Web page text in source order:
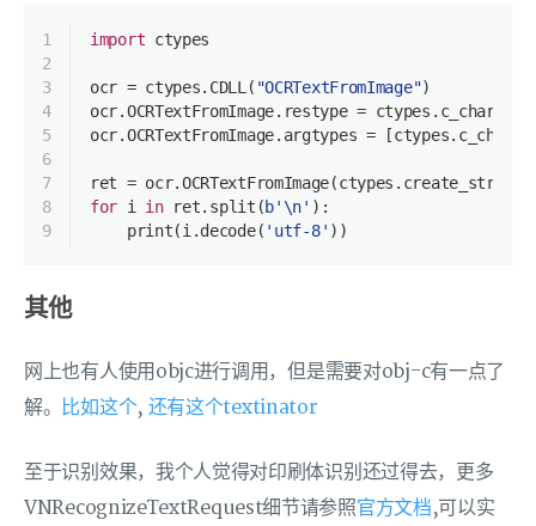
1
2
3
4
5
6
7
8
9
import ctypes
ocr = ctypes.CDLL( "OCRTextFromImage")
ocr.OCRTextFromImage.restype = ctypes.c_char_p
ocr.OCRTextFromImage.argtypes =
ret =
for i in ret.split(b'\n' ):
    print(i.decode(
'utf-8' ))
其他
网上也有人使用objc进行调用，但是需要对obj-c有一点了
解。 比如这个, 还有这个textinator
至于识别效果，我个人觉得对印刷体识别还过得去，更多
VNRecognizeTextRequest细节请参照官方文档,可以实